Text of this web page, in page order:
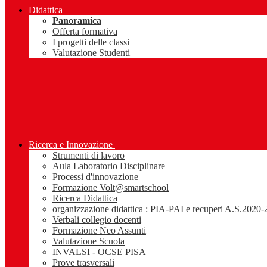
Didattica
Panoramica
Offerta formativa
I progetti delle classi
Valutazione Studenti
Ricerca e Innovazione
Strumenti di lavoro
Aula Laboratorio Disciplinare
Processi d'innovazione
Formazione Volt@smartschool
Ricerca Didattica
organizzazione didattica : PIA-PAI e recuperi A.S.2020-
Verbali collegio docenti
Formazione Neo Assunti
Valutazione Scuola
INVALSI - OCSE PISA
Prove trasversali